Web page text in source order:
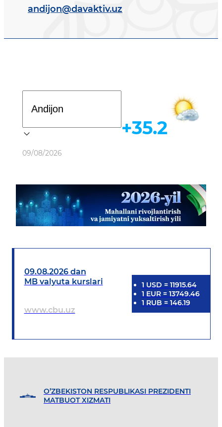
andijon@davaktiv.uz
Ob-havo
09/08/2026
+35.2
09.08.2026 dan
MB valyuta kurslari
www.cbu.uz
1 USD = 11915.64
1 EUR= 13749.46
1 RUB = 146.19
O’ZBEKISTON RESPUBLIKASI PREZIDENTI
MATBUOT XIZMATI